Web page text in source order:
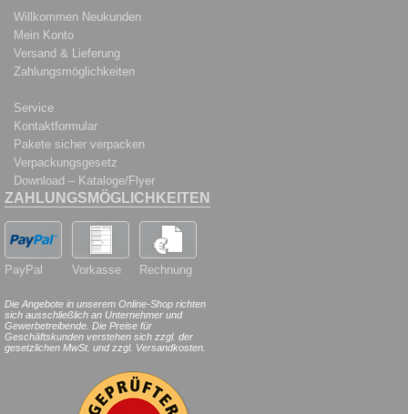
Willkommen Neukunden
Mein Konto
Versand & Lieferung
Zahlungsmöglichkeiten
Service
Kontaktformular
Pakete sicher verpacken
Verpackungsgesetz
Download – Kataloge/Flyer
ZAHLUNGSMÖGLICHKEITEN
PayPal Vorkasse Rechnung
Die Angebote in unserem Online-Shop richten
sich ausschließlich an Unternehmer und
Gewerbetreibende. Die Preise für
Geschäftskunden verstehen sich zzgl. der
gesetzlichen MwSt. und zzgl. Versandkosten.